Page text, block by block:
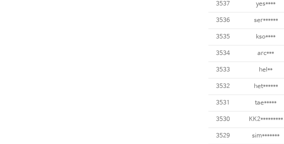
3537 yes****
3536 ser******
3535 kso****
3534 arc***
3533 hel**
3532 het******
3531 tae*****
3530 KK2*********
3529 sim*******